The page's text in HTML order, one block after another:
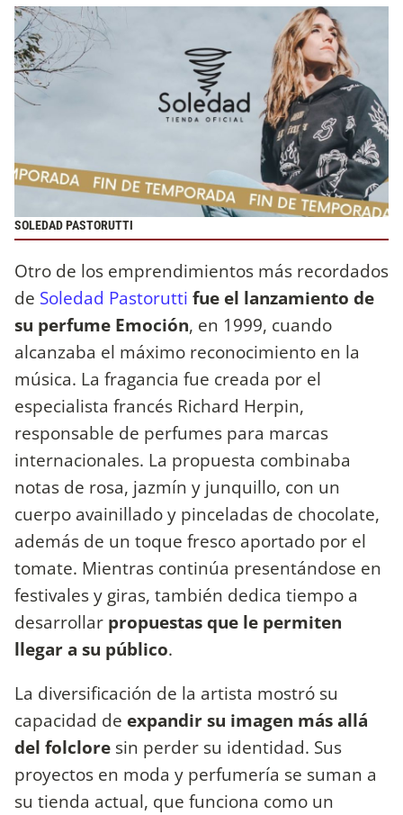
SOLEDAD PASTORUTTI
Otro de los emprendimientos más recordados
de Soledad Pastorutti fue el lanzamiento de
su perfume Emoción, en 1999, cuando
alcanzaba el máximo reconocimiento en la
música. La fragancia fue creada por el
especialista francés Richard Herpin,
responsable de perfumes para marcas
internacionales. La propuesta combinaba
notas de rosa, jazmín y junquillo, con un
cuerpo avainillado y pinceladas de chocolate,
además de un toque fresco aportado por el
tomate. Mientras continúa presentándose en
festivales y giras, también dedica tiempo a
desarrollar propuestas que le permiten
llegar a su público.
La diversificación de la artista mostró su
capacidad de expandir su imagen más allá
del folclore sin perder su identidad. Sus
proyectos en moda y perfumería se suman a
su tienda actual, que funciona como un